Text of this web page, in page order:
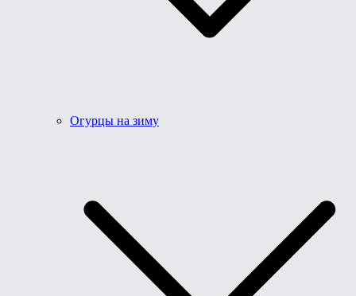
Огурцы на зиму